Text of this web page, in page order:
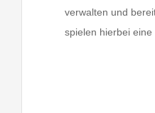
verwalten und
spielen hierbei eine